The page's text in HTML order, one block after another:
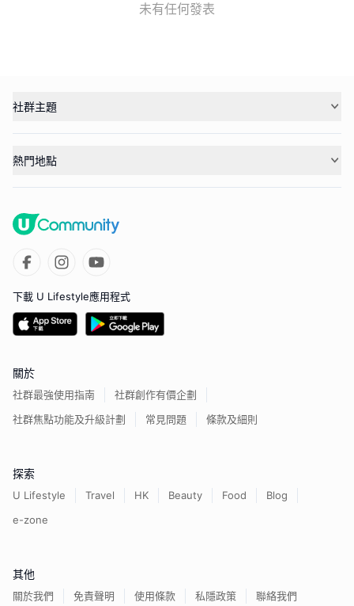
未有任何發表
社群主題
熱門地點
下載 U Lifestyle應用程式
關於
社群最強使用指南
社群創作有價企劃
社群焦點功能及升級計劃
常見問題 條款及細則
探索
U Lifestyle Travel HK Beauty Food
Blog
e-zone
其他
關於我們 免責聲明 使用條款 私隱政策 聯絡我們